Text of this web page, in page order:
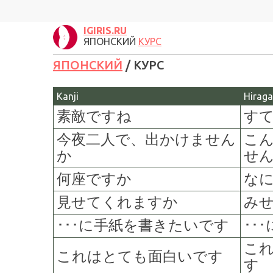
IGIRIS.RU
ЯПОНСКИЙ КУРС
ЯПОНСКИЙ / КУРС
Kanji
素敵ですね
す
今夜二人で、出かけません
か
こ
せ
何座ですか
な
見せてくれますか
み
･･･に手紙を書きたいです
･･
これはとても面白いです
こ
す